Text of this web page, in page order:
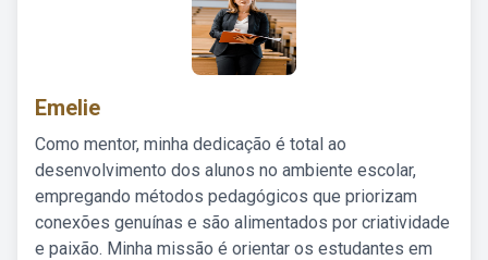
Emelie
Como mentor, minha dedicação é total ao
desenvolvimento dos alunos no ambiente escolar,
empregando métodos pedagógicos que priorizam
conexões genuínas e são alimentados por criatividade
e paixão. Minha missão é orientar os estudantes em